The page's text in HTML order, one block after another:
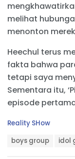
melihat
menonton
Heechul terus
fakta bahwa
tetapi saya
Sementara itu,
episode
C
Reality SHow
boys group idol